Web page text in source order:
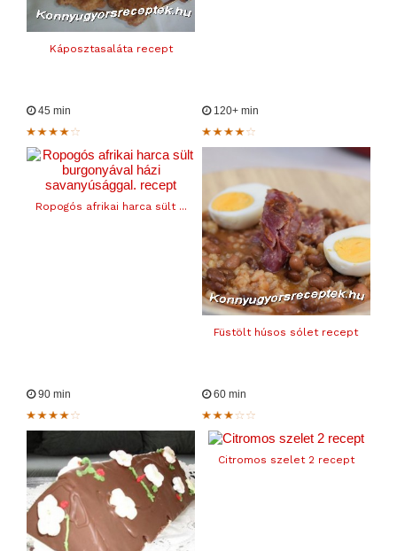
Káposztasaláta recept
45 min
Ropogós afrikai harca sült ...
120+ min
Füstölt húsos sólet recept
90 min 60 min
Citromos szelet 2 recept